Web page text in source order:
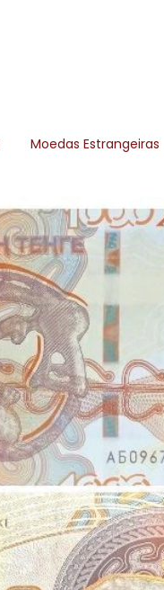
Moedas Estrangeiras